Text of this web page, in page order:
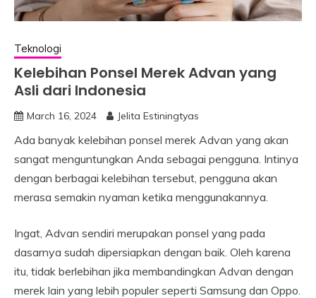
Teknologi
Kelebihan Ponsel Merek Advan yang
Asli dari Indonesia
March 16, 2024 Jelita Estiningtyas
Ada banyak kelebihan ponsel merek Advan yang akan
sangat menguntungkan Anda sebagai pengguna. Intinya
dengan berbagai kelebihan tersebut, pengguna akan
merasa semakin nyaman ketika menggunakannya.
Ingat, Advan sendiri merupakan ponsel yang pada
dasarnya sudah dipersiapkan dengan baik. Oleh karena
itu, tidak berlebihan jika membandingkan Advan dengan
merek lain yang lebih populer seperti Samsung dan Oppo.